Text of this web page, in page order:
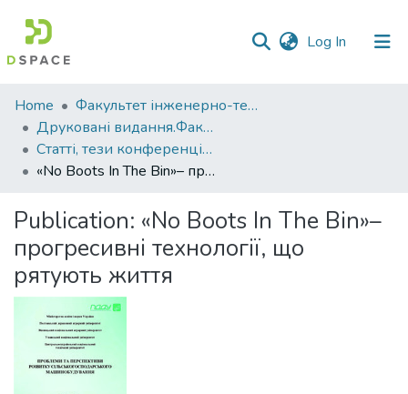
Log In (current)
Communities
&
Collections
Statistics
Home
Факультет інженерно-технологічний
Друковані видання.Факультет інженерно-технологічний
Статті, тези конференцій. Факультет інженерно-технологічний
«No Boots In The Bin»– прогресивні технології, що рятують життя
Publication: «No Boots In The Bin»–
прогресивні технології, що
рятують життя